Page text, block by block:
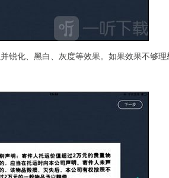
锐化、黑白、灰度等效果。如果效果不够